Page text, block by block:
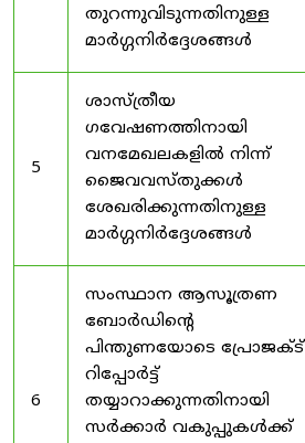
തുറന്നുവിടുന്നതിനുള്ള
മാർഗ്ഗനിർദ്ദേശങ്ങൾ
5
ശാസ്ത്രീയ
ഗവേഷണത്തിനായി
വനമേഖലകളിൽ നിന്ന്
ജൈവവസ്തുക്കൾ
ശേഖരിക്കുന്നതിനുള്ള
മാർഗ്ഗനിർദ്ദേശങ്ങൾ
6
സംസ്ഥാന ആസൂത്രണ
ബോർഡിൻ്റെ
പിന്തുണയോടെ പ്രോജക്ട്
റിപ്പോർട്ട്
തയ്യാറാക്കുന്നതിനായി
സർക്കാർ വകുപ്പുകൾക്ക്